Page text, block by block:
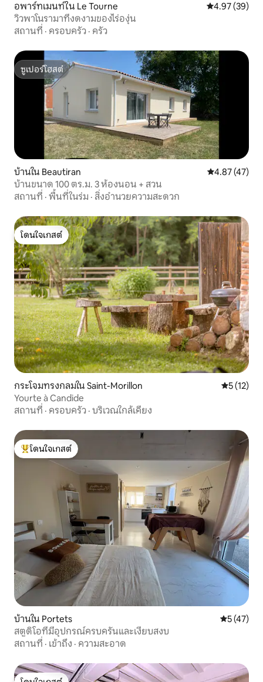
อพาร์ทเมนท์ใน Le Tourne คะแนนเฉลี่ย
4.97 (39)
วิวพาโนรามาที่งดงามของไร่องุ่น
สถานที่ · ครอบครัว · ครัว
ซูเปอร์โฮสต์
ซูเปอร์โฮสต์
บ้านใน Beautiran คะแนนเฉลี่ย
4.87 (47)
บ้านขนาด 100 ตร.ม. 3 ห้องนอน + สวน
สถานที่ · พื้นที่ในร่ม · สิ่งอำนวยความสะดวก
โดนใจเกสต์
โดนใจเกสต์
กระโจมทรงกลมใน Saint-Morillon คะแนนเฉลี่
5 (12)
Yourte à Candide
สถานที่ · ครอบครัว · บริเวณใกล้เคียง
โดนใจเกสต์ที่สุด
โดนใจเกสต์
บ้านใน Portets คะแนนเฉลี่
5 (47)
สตูดิโอที่มีอุปกรณ์ครบครันและเงียบสงบ
สถานที่ · เข้าถึง · ความสะอาด